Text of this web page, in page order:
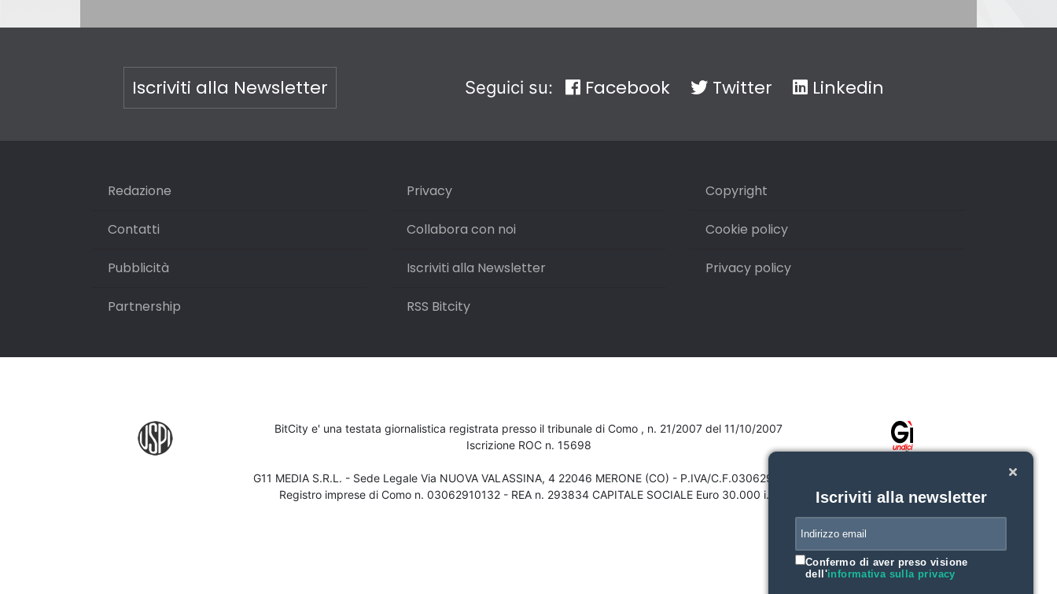
Iscriviti alla Newsletter Seguici su: Facebook Twitter Linkedin
Redazione
Contatti
Pubblicità
Partnership
Privacy
Collabora con noi
Iscriviti alla Newsletter
RSS Bitcity
Copyright
Cookie policy
Privacy policy
BitCity e' una testata giornalistica registrata presso il tribunale di Como , n. 21/2007 del 11/10/2007
Iscrizione ROC n. 15698
G11 MEDIA S.R.L. - Sede Legale Via NUOVA VALASSINA, 4 22046 MERONE (CO) - P.IVA/C.F.03062910132
Registro imprese di Como n. 03062910132 - REA n. 293834 CAPITALE SOCIALE Euro 30.000 i.v.
Iscriviti alla newsletter
Confermo di aver preso visione
dell'informativa sulla privacy